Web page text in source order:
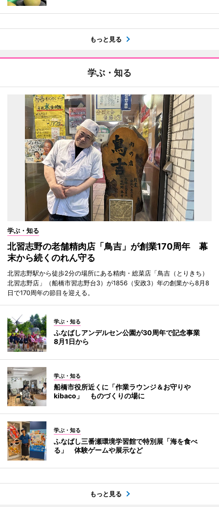
もっと見る
学ぶ・知る
学ぶ・知る
北習志野の老舗精肉店「鳥吉」が創業170周年 幕
末から続くのれん守る
北習志野駅から徒歩2分の場所にある精肉・総菜店「鳥吉（とりきち）
北習志野店」（船橋市習志野台3）が1856（安政3）年の創業から8月8
日で170周年の節目を迎える。
学ぶ・知る
ふなばしアンデルセン公園が30周年で記念事業
8月1日から
学ぶ・知る
船橋市役所近くに「作業ラウンジ＆お守りや
kibaco」 ものづくりの場に
学ぶ・知る
ふなばし三番瀬環境学習館で特別展「海を食べ
る」 体験ゲームや展示など
もっと見る